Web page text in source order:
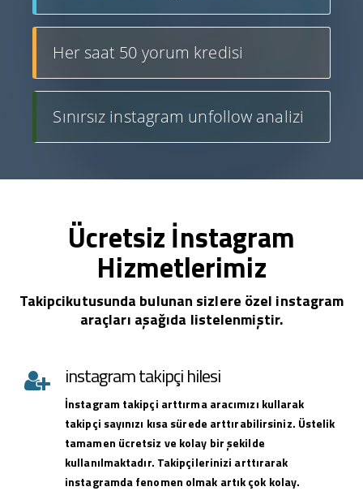
Her saat 50 yorum kredisi
Sınırsız instagram unfollow analizi
Ücretsiz İnstagram
Hizmetlerimiz
Takipcikutusunda bulunan sizlere özel instagram
araçları aşağıda listelenmiştir.
instagram takipçi hilesi
İnstagram takipçi arttırma aracımızı kullarak
takipçi sayınızı kısa sürede arttırabilirsiniz. Üstelik
tamamen ücretsiz ve kolay bir şekilde
kullanılmaktadır. Takipçilerinizi arttırarak
instagramda fenomen olmak artık çok kolay.